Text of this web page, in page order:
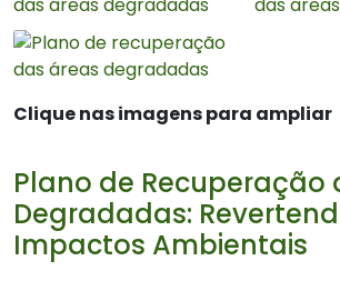
Clique nas imagens para ampliar
Plano de Recuperação
Degradadas:
Impactos Ambientais